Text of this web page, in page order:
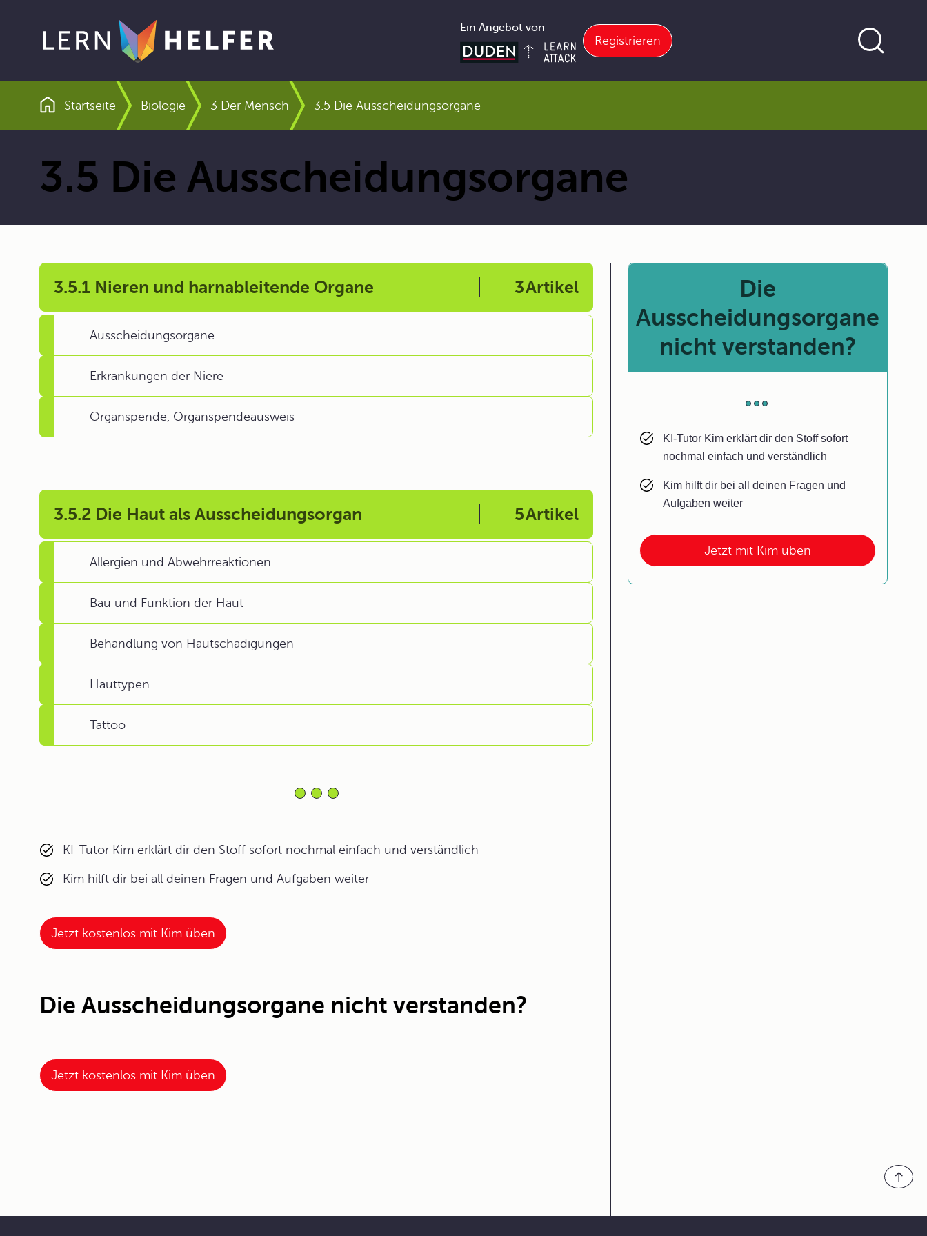
Ein Angebot von
Registrieren
Pfadnavigation
Startseite Biologie 3 Der Mensch 3.5 Die Ausscheidungsorgane
3.5 Die Ausscheidungsorgane
3.5.1 Nieren und harnableitende Organe 3Artikel
Ausscheidungsorgane
Erkrankungen der Niere
Organspende, Organspendeausweis
3.5.2 Die Haut als Ausscheidungsorgan 5Artikel
Allergien und Abwehrreaktionen
Bau und Funktion der Haut
Behandlung von Hautschädigungen
Hauttypen
Tattoo
KI-Tutor Kim erklärt dir den Stoff sofort nochmal einfach und verständlich
Kim hilft dir bei all deinen Fragen und Aufgaben weiter
Jetzt kostenlos mit Kim üben
Die Ausscheidungsorgane nicht verstanden?
Jetzt kostenlos mit Kim üben
Jetzt mit Kim üben
Die
Ausscheidungsorgane
nicht verstanden?
KI-Tutor Kim erklärt dir den Stoff sofort
nochmal einfach und verständlich
Kim hilft dir bei all deinen Fragen und
Aufgaben weiter